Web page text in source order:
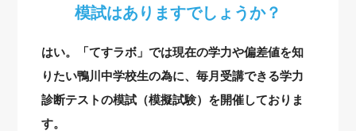
模試はありますでしょうか？
はい。「てすラボ」では現在の学力や偏差値を知
りたい鴨川中学校生の為に、毎月受講できる学力
診断テストの模試（模擬試験）を開催しておりま
す。